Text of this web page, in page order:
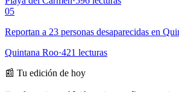
05
Reportan a 23 personas desaparecidas en
Quintana Roo·421 lecturas
📰 Tu edición de hoy